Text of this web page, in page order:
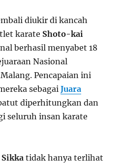
diukir di kancah
karate Shoto-kai
berhasil menyabet 18
Nasional
Pencapaian ini
sebagaiJuara
diperhitungkan dan
seluruh insan karate
tidak hanya terlihat